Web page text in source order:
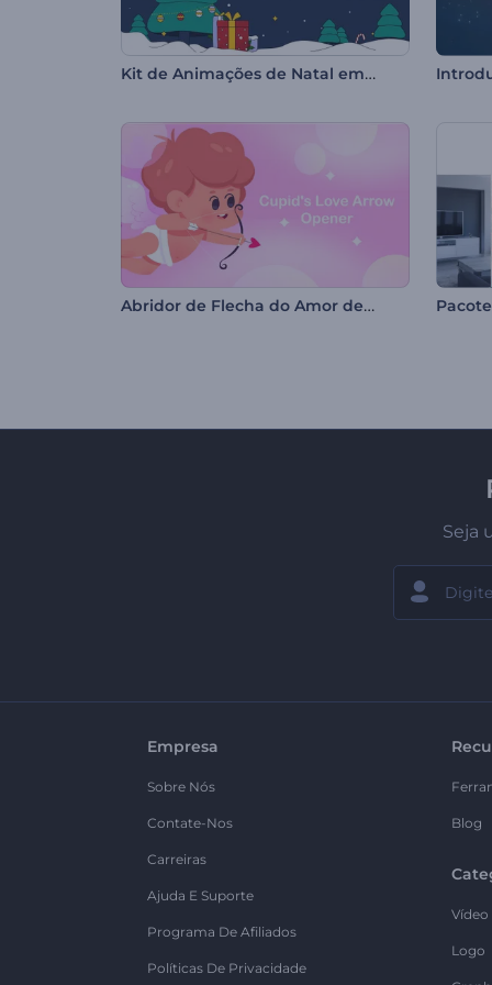
Kit de Animações de Natal em 2D
Abridor de Flecha do Amor de Cupido
Seja
Empresa
Sobre Nós
Contate-Nos
Carreiras
Ajuda E Suporte
Programa De Afiliados
Políticas De Privacidade
Blog
Vídeo
Logo